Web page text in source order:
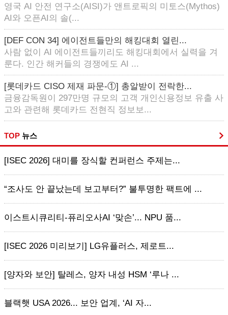
영국 AI 안전 연구소(AISI)가 앤트로픽의 미토스(Mythos)
AI와 오픈AI의 솔(...
[DEF CON 34] 에이전트들만의 해킹대회 열린...
사람 없이 AI 에이전트들끼리도 해킹대회에서 실력을 겨
룬다. 인간 해커들의 경쟁에도 AI ...
[롯데카드 CISO 제재 파문-①] 총알받이 전락한...
금융감독원이 297만명 규모의 고객 개인신용정보 유출 사
고와 관련해 롯데카드 전현직 정보보...
TOP 뉴스
[ISEC 2026] 대미를 장식할 컨퍼런스 주제는...
“조사도 안 끝났는데 보고부터?” 불투명한 팩트에 ...
이스트시큐리티-퓨리오사AI ‘맞손’... NPU 품...
[ISEC 2026 미리보기] LG유플러스, 제로트...
[양자와 보안] 탈레스, 양자 내성 HSM ‘루나 ...
블랙햇 USA 2026... 보안 업계, ‘AI 자...